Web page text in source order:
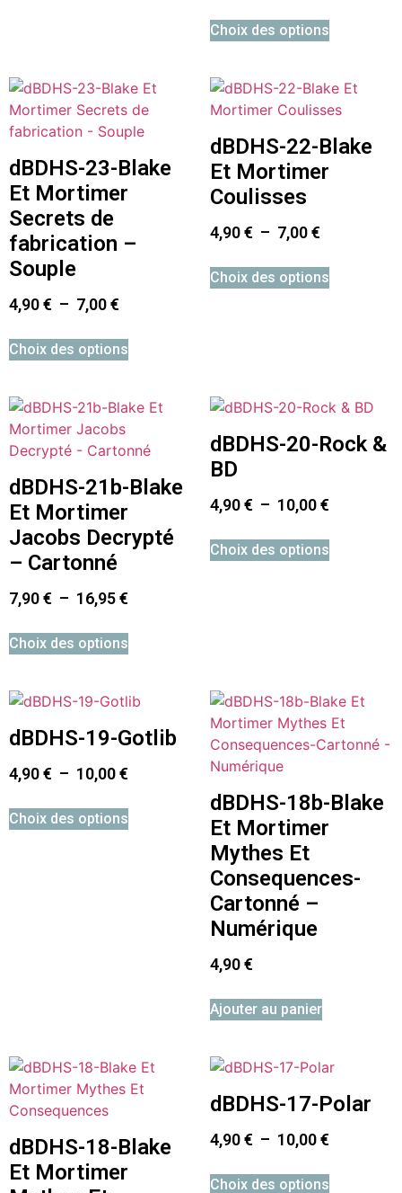
Choix des options
dBDHS-23-Blake
Et Mortimer
Secrets de
fabrication –
Souple
4,90€ – 7,00€
Choix des options
dBDHS-22-Blake
Et Mortimer
Coulisses
4,90€ – 7,00€
Choix des options
dBDHS-21b-Blake
Et Mortimer
Jacobs Decrypté
– Cartonné
7,90€ – 16,95€
Choix des options
dBDHS-20-Rock &
BD
4,90€ – 10,00€
Choix des options
dBDHS-19-Gotlib
4,90€ – 10,00€
Choix des options
dBDHS-18b-Blake
Et Mortimer
Mythes Et
Consequences-
Cartonné –
Numérique
4,90€
Ajouter au panier
dBDHS-18-Blake
Et Mortimer
dBDHS-17-Polar
4,90€ – 10,00€
Choix des options